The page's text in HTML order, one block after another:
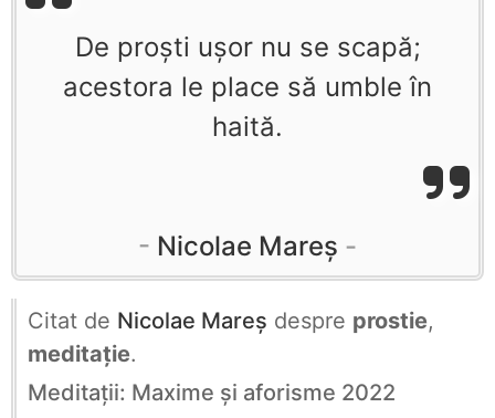
De proști ușor nu se scapă;
acestora le place să umble în
haită.
Nicolae Mareș
Citat de Nicolae Mareș despre prostie,
meditație.
Meditații: Maxime și aforisme 2022